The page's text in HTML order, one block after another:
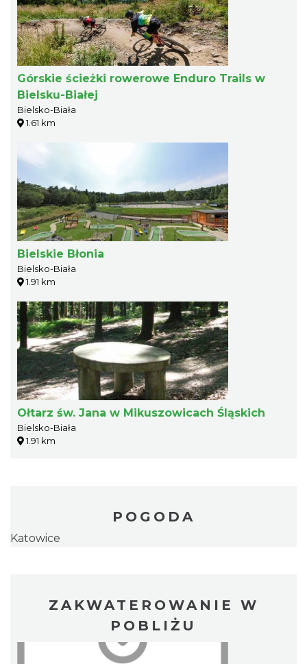
Górskie ścieżki rowerowe Enduro Trails w
Bielsku-Białej
Bielsko-Biała
1.61 km
Bielskie Błonia
Bielsko-Biała
1.91 km
Ołtarz św. Jana w Mikuszowicach Śląskich
Bielsko-Biała
1.91 km
POGODA
Katowice
ZAKWATEROWANIE W
POBLIŻU